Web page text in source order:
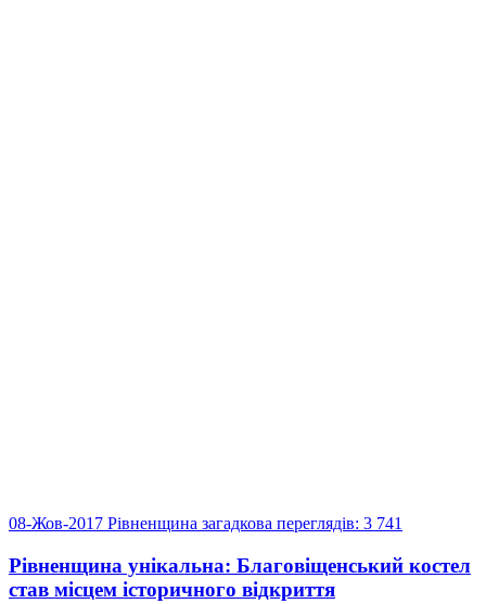
08-Жов-2017 Рівненщина загадкова переглядів: 3 741
Рівненщина унікальна: Благовіщенський костел
став місцем історичного відкриття